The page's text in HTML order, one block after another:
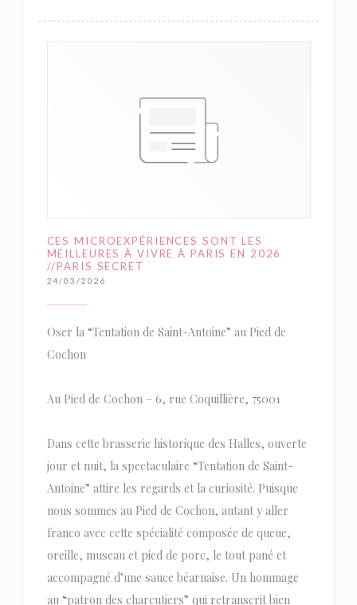
CES MICROEXPÉRIENCES SONT LES
MEILLEURES À VIVRE À PARIS EN 2026
//PARIS SECRET
24/03/2026
Oser la “Tentation de Saint-Antoine” au Pied de
Cochon
Au Pied de Cochon – 6, rue Coquillière, 75001
Dans cette brasserie historique des Halles, ouverte
jour et nuit, la spectaculaire “Tentation de Saint-
Antoine” attire les regards et la curiosité. Puisque
nous sommes au Pied de Cochon, autant y aller
franco avec cette spécialité composée de queue,
oreille, museau et pied de porc, le tout pané et
accompagné d’une sauce béarnaise. Un hommage
au “patron des charcutiers” qui retranscrit bien